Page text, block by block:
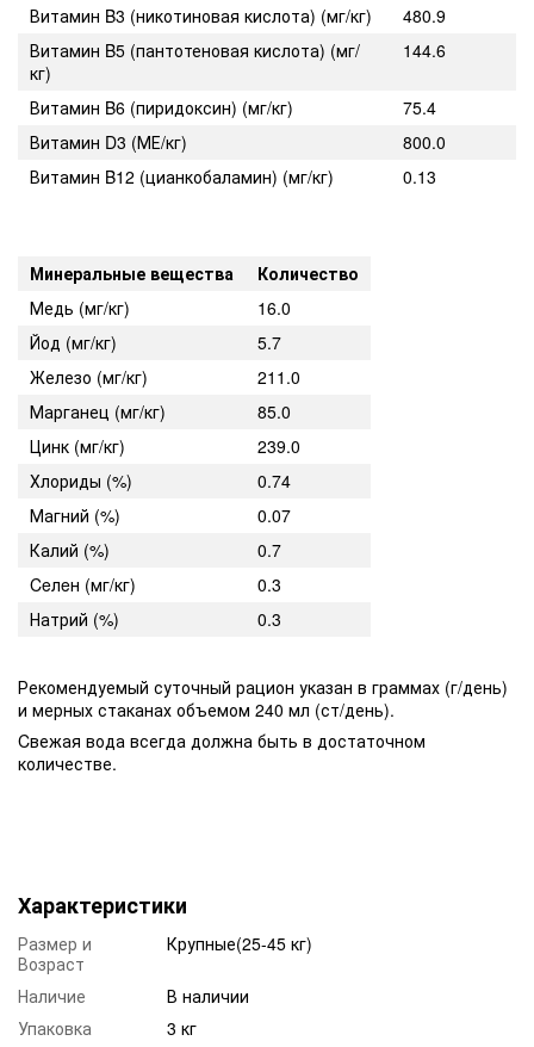
Витамин B3 (никотиновая кислота) (мг/кг)
480.9
Витамин B5 (пантотеновая кислота) (мг/
кг)
144.6
Витамин B6 (пиридоксин) (мг/кг)
75.4
Витамин D3 (МЕ/кг)
800.0
Витамин B12 (цианкобаламин) (мг/кг)
0.13
Минеральные вещества
Количество
Медь (мг/кг)
16.0
Йод (мг/кг)
5.7
Железо (мг/кг)
211.0
Марганец (мг/кг)
85.0
Цинк (мг/кг)
239.0
Хлориды (%)
0.74
Магний (%)
0.07
Калий (%)
0.7
Ceлeн (мг/кг)
0.3
Натрий (%)
0.3
Рекомендуемый суточный рацион указан в граммах (г/день)
и мерных стаканах объемом 240 мл (ст/день).
Cвежая вода всегда должна быть в достаточном
количестве.
Характеристики
Размер и
Возраст
Крупные(25-45 кг)
Наличие
В наличии
Упаковка
3 кг